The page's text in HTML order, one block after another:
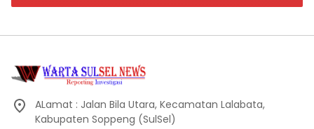
ALamat : Jalan Bila Utara, Kecamatan Lalabata,
Kabupaten Soppeng (SulSel)